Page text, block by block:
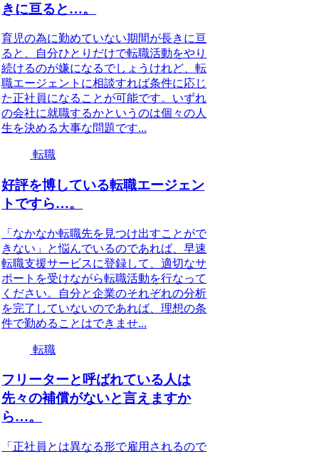
きに亘ると…。
育児の為に勤めていない期間が長きに亘
ると、自分ひとりだけで転職活動をやり
続けるのが嫌になるでしょうけれど、転
職エージェントに相談すれば条件に応じ
た正社員になることが可能です。いずれ
の会社に就職するかというのは個々の人
生を決める大事な問題です...
転職
好評を博している転職エージェン
トですら…。
「なかなか転職先を見つけ出すことがで
きない」と悩んでいるのであれば、早速
転職支援サービスに登録して、適切なサ
ポートを受けながら転職活動を行なって
ください。自分と企業のそれぞれの分析
を完了していないのであれば、理想の条
件で勤めることはできませ...
転職
フリーターと呼ばれている人は
先々の補償がないと言えますか
ら…。
「正社員とは異なる形で雇用されるので